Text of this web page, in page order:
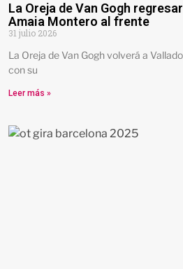
La Oreja de Van Gogh
Amaia Montero al frente
31 julio 2026
La Oreja de Van Gogh volverá a
con su
Leer más »